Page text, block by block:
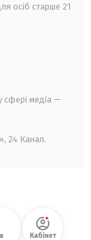
осіб старше 21
сфері медіа —
24 Канал.
Кабінет